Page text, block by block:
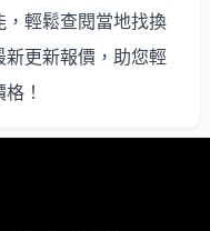
輕鬆查閱當地找換
更新報價，助您輕
！